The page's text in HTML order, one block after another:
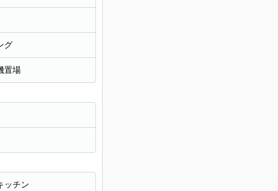
グ
置場
ッチン